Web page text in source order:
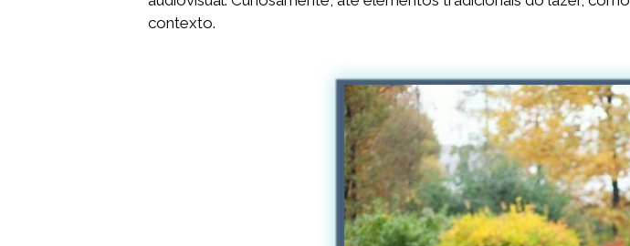
contexto.